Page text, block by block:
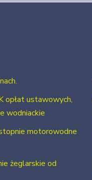
opłat ustawowych,
wodniackie
motorowodne
żeglarskie od